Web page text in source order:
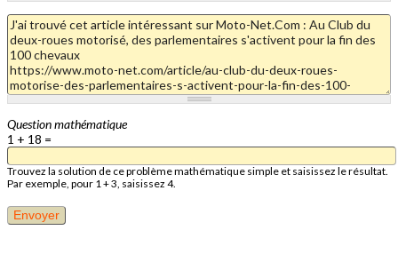
Question mathématique
1 + 18 =
Trouvez la solution de ce problème mathématique simple et saisissez le résultat.
Par exemple, pour 1 + 3, saisissez 4.